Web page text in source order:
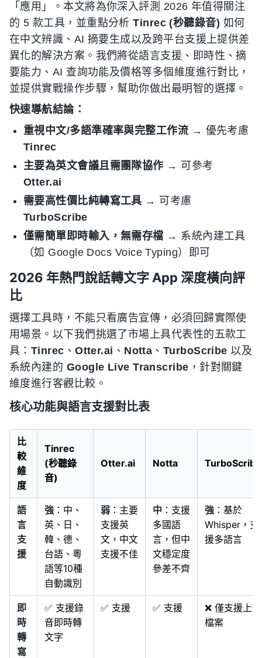
「應用」。本文將為你深入評測 2026 年值得關注
的 5 款工具，並重點分析Tinrec (秒聽錄音) 如何
在中文辨識、AI 摘要生成以及跨平台支援上提供差
異化的解決方案。我們將從語言支援、即時性、摘
要能力、AI 查詢功能及價格等多個維度進行對比，
並提供實戰操作步驟，幫助你做出最明智的選擇。
快速導航結論：
重視中文/多語準確率與完整工作流 → 優先考慮
Tinrec
主要為英文會議且需團隊協作 → 可參考
Otter.ai
需要高性價比純轉寫工具 → 可考慮
TurboScribe
僅需簡單即時輸入，無需存檔 → 系統內建工具
（如 Google Docs Voice Typing）即可
2026 年熱門說話轉文字 App 深度橫向評
比
選擇工具時，不能只看廣告宣傳，必須回歸實際使
用場景。以下我們挑選了市場上具代表性的五款工
具： Tinrec 、Otter.ai 、 Notta 、 TurboScribe 以及
系統內建的 Google Live Transcribe ，針對關鍵
維度進行客觀比較。
核心功能與語言支援對比表
比
較
維
度
Tinrec
(秒聽錄
音)
Otter.ai Notta TurboScribe
語
言
支
援
強 ：中、
英、日、
韓、德、
台語、粵
語等10種
自動識別
弱 ：主要
支援英
文，中文
支援不佳
中 ：支援
多國語
言，但中
文穩定度
參差不齊
強 ：基於
Whisper，支
援多語言
即
時
轉
寫
✅ 支援錄
音即時轉
文字
✅ 支援 ✅ 支援
❌ 僅支援上傳
檔案